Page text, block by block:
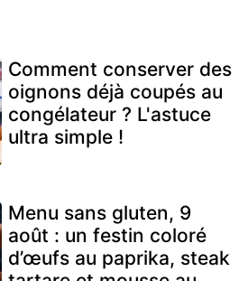
Comment conserver des
oignons déjà coupés au
congélateur ? L'astuce
ultra simple !
Menu sans gluten, 9
août : un festin coloré
d’œufs au paprika, steak